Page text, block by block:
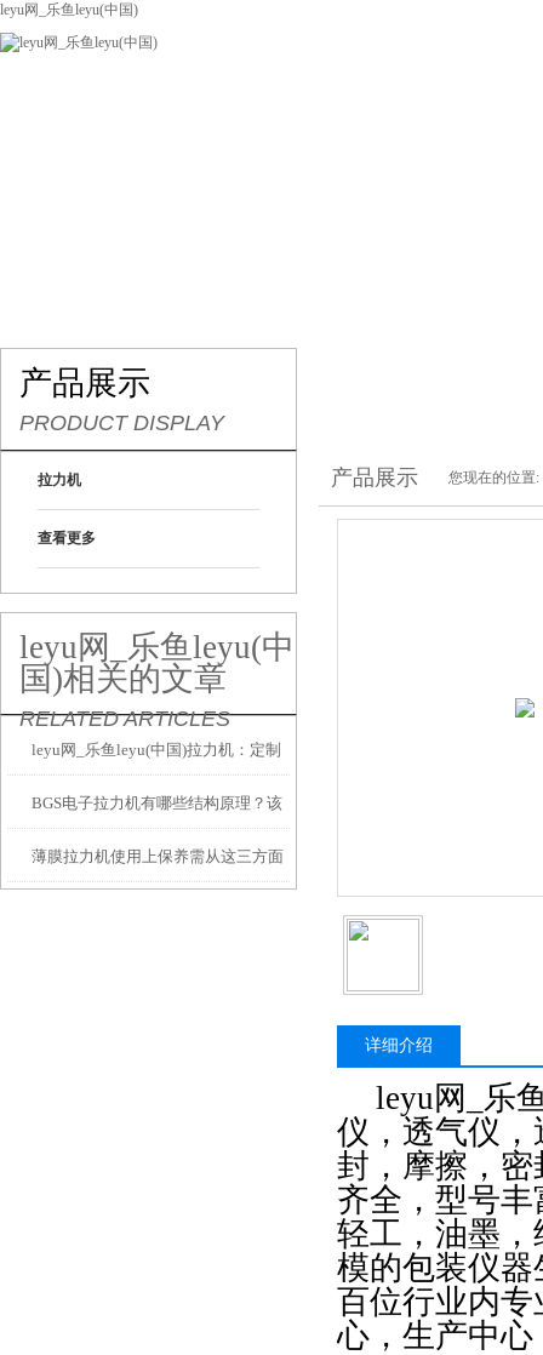
leyu网_乐鱼leyu(中国)
产品展示
PRODUCT DISPLAY
拉力机
查看更多
leyu网_乐鱼leyu(中
国)相关的文章
RELATED ARTICLES
leyu网_乐鱼leyu(中国)拉力机：定制
夹具，解锁无限测试可能
BGS电子拉力机有哪些结构原理？该
如何操作？
薄膜拉力机使用上保养需从这三方面
产品展示 您现在的位置:
详细介绍
leyu网_乐
仪，透气仪
封，摩擦，
齐全，型号
轻工，油墨
模的包装仪器
百位行业内
心，生产中